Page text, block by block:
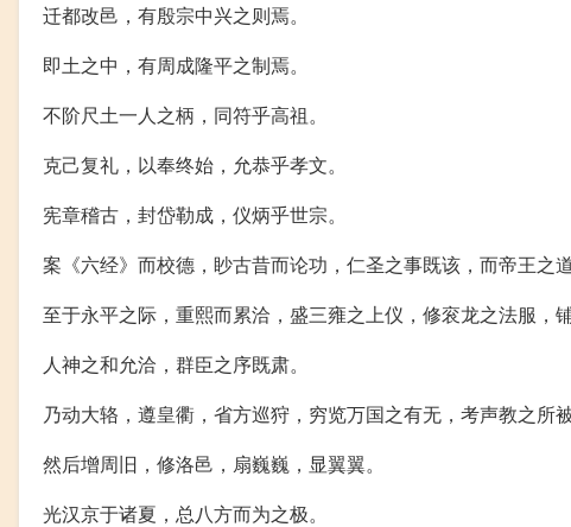
迁都改邑，有殷宗中兴之则焉。
即土之中，有周成隆平之制焉。
不阶尺土一人之柄，同符乎高祖。
克己复礼，以奉终始，允恭乎孝文。
宪章稽古，封岱勒成，仪炳乎世宗。
案《六经》而校德，眇古昔而论功，仁圣之事既该，而帝王之道
至于永平之际，重熙而累洽，盛三雍之上仪，修衮龙之法服，
人神之和允洽，群臣之序既肃。
乃动大辂，遵皇衢，省方巡狩，穷览万国之有无，考声教之所
然后增周旧，修洛邑，扇巍巍，显翼翼。
光汉京于诸夏，总八方而为之极。